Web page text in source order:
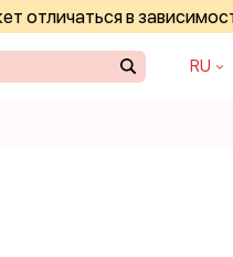
отличаться в
RU